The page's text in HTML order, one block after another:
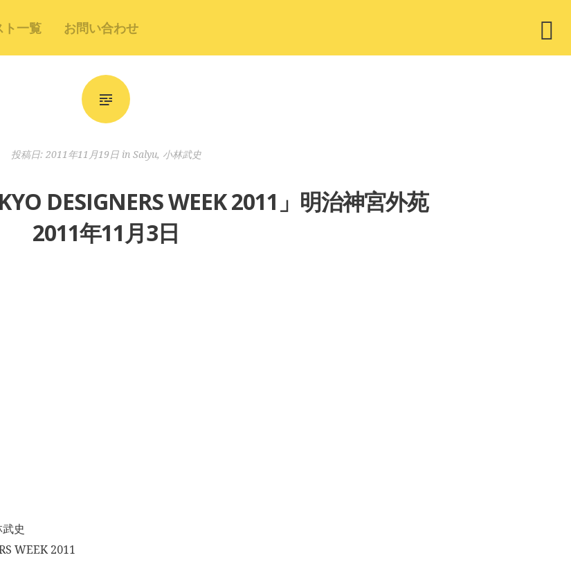
ト一覧 お問い合わせ
投稿日: 2011年11月19日in Salyu, 小林武史
DESIGNERS WEEK 2011」明治神宮外苑
2011年11月3日
史
WEEK 2011